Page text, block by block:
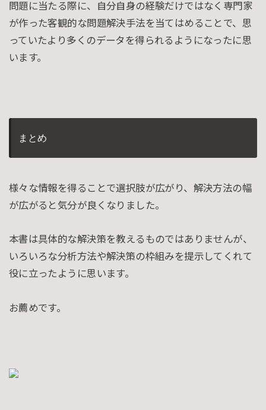
問題に当たる際に、自分自身の経験だけではなく専門家
が作った客観的な問題解決手法を当てはめることで、思
っていたより多くのデータを得られるようになったに思
います。
まとめ
様々な情報を得ることで選択肢が広がり、解決方法の幅
が広がると気分が良くなりました。
本書は具体的な解決策を教えるものではありませんが、
いろいろな分析方法や解決策の枠組みを提示してくれて
役に立ったように思います。
お薦めです。